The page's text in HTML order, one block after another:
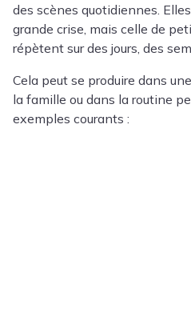
des scènes quotidiennes.
grande crise, mais celle de
répètent sur des jours, des
Cela peut se produire dans
la famille ou dans la routine
exemples courants :